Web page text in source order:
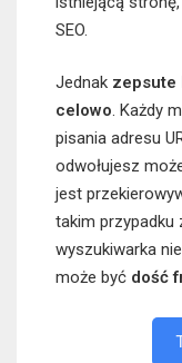
SEO.
Jednak zepsute
celowo. Każdy
pisania adresu
odwołujesz
jest
takim przypadku
wyszukiwarka
może być dość